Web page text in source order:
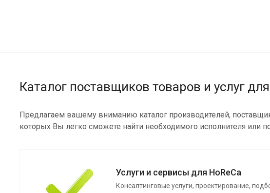
Каталог поставщиков товаров и услуг
Предлагаем вашему вниманию каталог производителей,
которых Вы легко сможете найти необходимого исполнителя или
Услуги и сервисы для HoReCa
Консалтинговые услуги, проектирование,